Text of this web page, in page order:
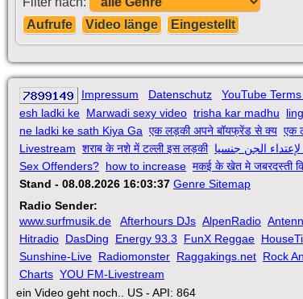
Aufrufe
Video länge Eingestellt
Impressum Datenschutz YouTube
esh ladki ke Marwadi sexy video trisha kar madhu
ne ladki ke sath Kiya Ga एक लड़की अपने बॉयफ्रेंड से क्य एक
Livestream शराब के नशे में टल्ली इस लड़की الجن جنسيا
Sex Offenders? how to increase मकई के खेत मे जबरदस्ती
Stand - 08.08.2026 16:03:37 Genre Sitemap
Radio Sender:
www.surfmusik.de
Afterhours DJs AlpenRadio
Hitradio DasDing Energy 93.3 FunX Reggae
Sunshine-Live Radiomonster Raggakings.net Rock
Charts YOU FM-Livestream
ein Video geht noch.. US - API: 864